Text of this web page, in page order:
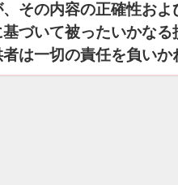
、その内容の正確性お
づいて被ったいかな
は一切の責任を負いか